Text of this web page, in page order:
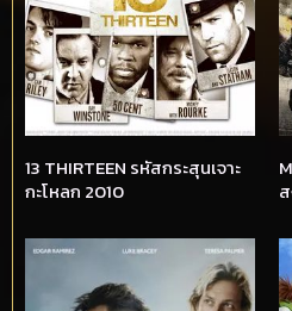
13 THIRTEEN รหัสกระสุนเจาะ
กะโหลก 2010